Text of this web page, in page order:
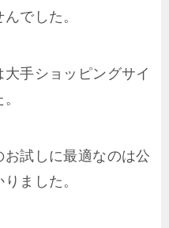
でした。
手ショッピングサイ
試しに最適なのは公
ました。